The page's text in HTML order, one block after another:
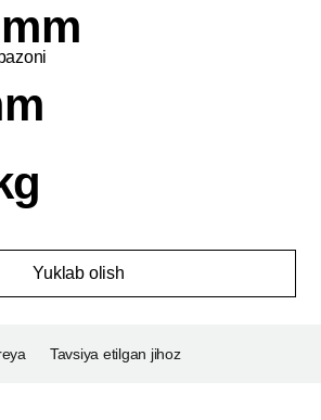
Yuklab olish
Tavsiya etilgan jihoz